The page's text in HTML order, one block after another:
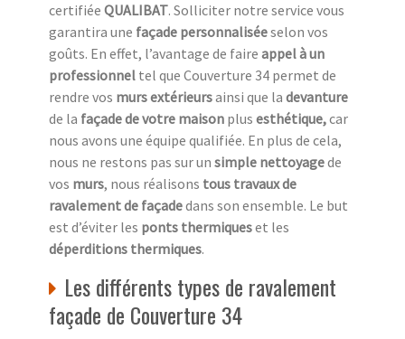
certifiée QUALIBAT. Solliciter notre service vous
garantira une façade personnaliséeselon vos
goûts. En effet, l’avantage de faire appel à un
professionnel tel que Couverture 34 permet de
rendre vos murs extérieursainsi que la devanture
de la façade de votre maison plus esthétique,car
nous avons une équipe qualifiée. En plus de cela,
nous ne restons pas sur un simple nettoyagede
vos murs, nous réalisons tous travaux de
ravalement de façadedans son ensemble. Le but
est d’éviter les ponts thermiqueset les
déperditions thermiques.
Les différents types de ravalement
façade de Couverture 34